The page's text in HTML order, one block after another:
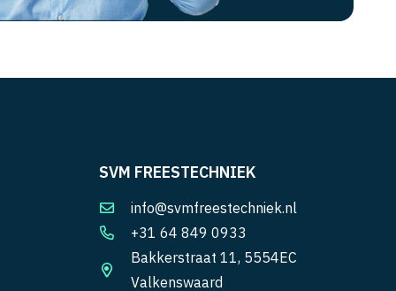
SVM FREESTECHNIEK
info@svmfreestechniek.nl
+31 64 849 0933
Bakkerstraat 11, 5554EC
Valkenswaard